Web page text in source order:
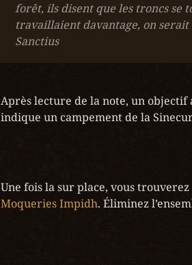
forêt, ils disent que les troncs se
travaillaient davantage, on
Sanctius
Après lecture de la note, un
indique un campement de la
Moqueries Impidh. Éliminez